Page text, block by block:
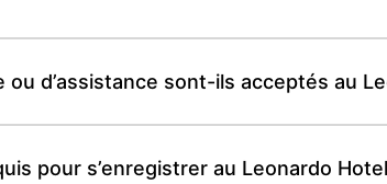
ou d’assistance sont-ils acceptés au
pour s’enregistrer au Leonardo